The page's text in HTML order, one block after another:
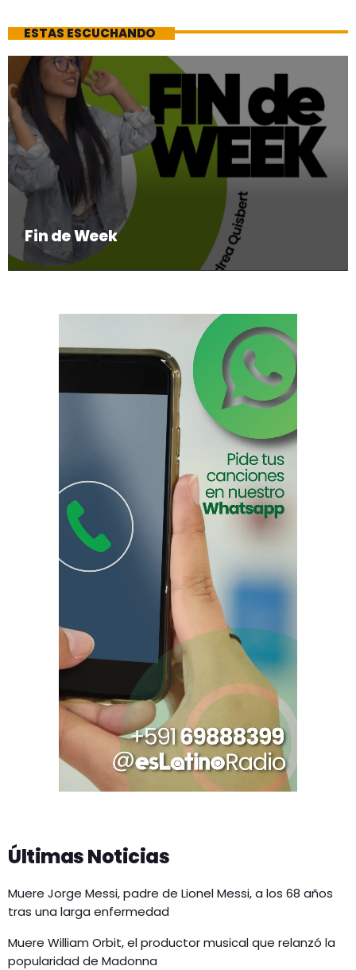
ESTAS ESCUCHANDO
Fin de Week
Últimas Noticias
Muere Jorge Messi, padre de Lionel Messi, a los 68 años
tras una larga enfermedad
Muere William Orbit, el productor musical que relanzó la
popularidad de Madonna